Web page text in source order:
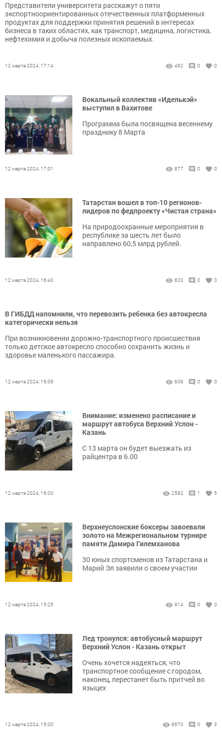
Представители университета расскажут о пяти
экспортноориентированных отечественных платформенных
продуктах для поддержки принятия решений в интересах
бизнеса в таких областях, как транспорт, медицина, логистика,
нефтехимия и добыча полезных ископаемых.
12 марта 2024, 17:14 462 0 0
Вокальный коллектив «Иделькэй»
выступил в Вахитове
Программа была посвящена весеннему
празднику 8 Марта
12 марта 2024, 17:01 877 0 0
Татарстан вошел в топ-10 регионов-
лидеров по федпроекту «Чистая страна»
На природоохранные мероприятия в
республике за шесть лет было
направлено 60,5 млрд рублей.
12 марта 2024, 16:40 820 0 0
В ГИБДД напомнили, что перевозить ребенка без автокресла
категорически нельзя
При возникновении дорожно-транспортного происшествия
только детское автокресло способно сохранить жизнь и
здоровье маленького пассажира.
12 марта 2024, 16:06 609 0 0
Внимание: изменено расписание и
маршрут автобуса Верхний Услон -
Казань
С 13 марта он будет выезжать из
райцентра в 6.00
12 марта 2024, 16:00 2592 1 5
Верхнеуслонские боксеры завоевали
золото на Межрегиональном турнире
памяти Дамира Гилемханова
30 юных спортсменов из Татарстана и
Марий Эл заявили о своем участии
12 марта 2024, 15:25 914 0 0
Лед тронулся: автобусный маршрут
Верхний Услон - Казань открыт
Очень хочется надеяться, что
транспортное сообщение с городом,
наконец, перестанет быть притчей во
языцех
12 марта 2024, 15:00 6670 0 3